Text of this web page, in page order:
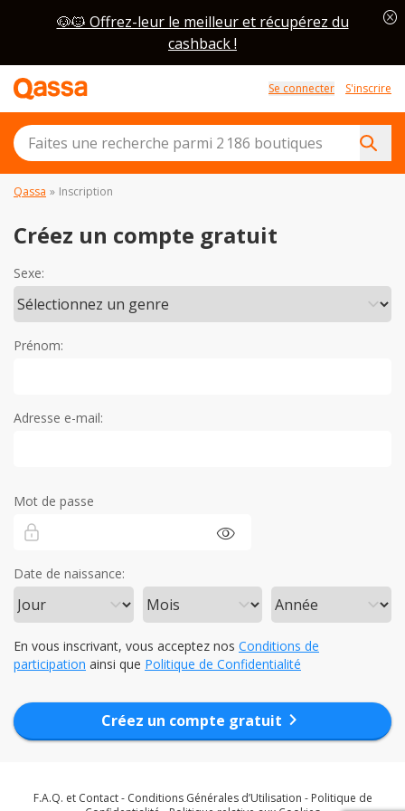
🐶🐱 Offrez-leur le meilleur et récupérez du
cashback !
cancel
Se connecter S'inscrire
Qassa » Inscription
Créez un compte gratuit
Sexe:
Prénom:
Adresse e-mail:
Mot de passe
visibility
Date de naissance:
En vous inscrivant, vous acceptez nos Conditions de
participation ainsi que Politique de Confidentialité
Créez un compte gratuit chevron_right
F.A.Q. et Contact- Conditions Générales d’Utilisation - Politique de